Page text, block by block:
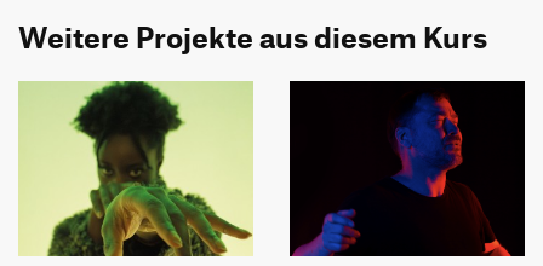
Weitere Projekte aus diesem Kurs